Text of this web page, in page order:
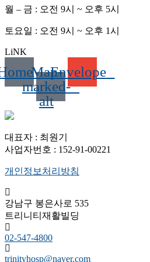
월 – 금 : 오전 9시 ~ 오후 5시
토요일 : 오전 9시 ~ 오후 1시
LiNK
Map-
marked-
alt
Envelope
대표자 : 최원기
사업자번호 : 152-91-00221
개인정보처리방침
강남구 봉은사로 535
트리니티재활빌딩
02-547-4800
trinityhosp@naver.com